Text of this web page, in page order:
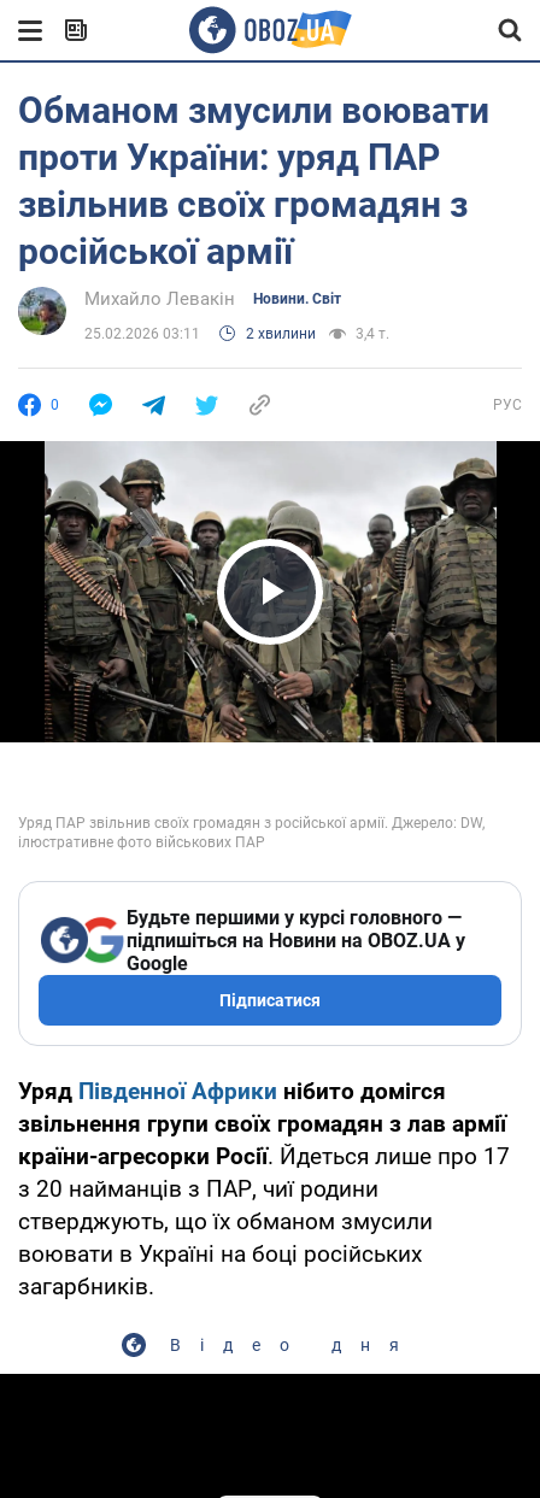
Обманом змусили воювати
проти України: уряд ПАР
звільнив своїх громадян з
російської армії
Михайло Левакін Новини. Світ
25.02.2026 03:11 2 хвилини 3,4 т.
0 РУС
Play Video
Будьте першими у курсі головного —
підпишіться на Новини на OBOZ.UA у
Google
Підписатися
Уряд Південної Африки нібито домігся
звільнення групи своїх громадян з лав армії
країни-агресорки Росії. Йдеться лише про 17
з 20 найманців з ПАР, чиї родини
стверджують, що їх обманом змусили
воювати в Україні на боці російських
загарбників.
Відео дня